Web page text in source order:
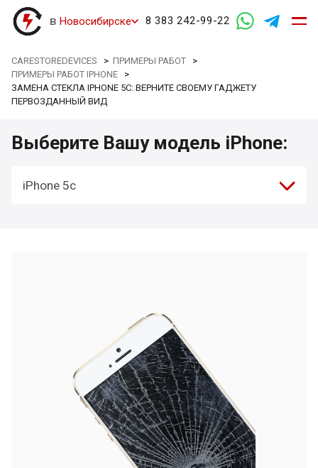
в Новосибирске 8 383 242-99-22
CARESTOREDEVICES >ПРИМЕРЫ РАБОТ >
ПРИМЕРЫ РАБОТ IPHONE >
ЗАМЕНА СТЕКЛА IPHONE 5C: ВЕРНИТЕ СВОЕМУ ГАДЖЕТУ
ПЕРВОЗДАННЫЙ ВИД
Выберите Вашу модель iPhone:
iPhone 5c